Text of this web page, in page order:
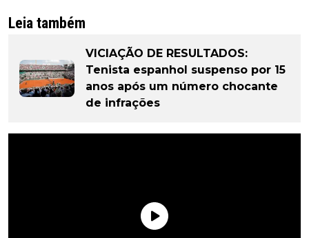
Leia também
VICIAÇÃO DE RESULTADOS:
Tenista espanhol suspenso por 15
anos após um número chocante
de infrações